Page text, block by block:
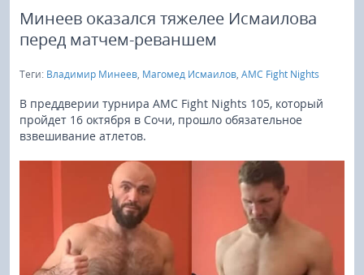
Минеев оказался тяжелее Исмаилова
перед матчем-реваншем
Теги: Владимир Минеев, Магомед Исмаилов, AMC Fight Nights
В преддверии турнира AMC Fight Nights 105, который
пройдет 16 октября в Сочи, прошло обязательное
взвешивание атлетов.
Кекусин-кан
Бокс
UFC и MMA